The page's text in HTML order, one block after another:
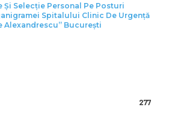
Și Selecție Personal Pe Posturi
Spitalului Clinic De Urgență
Alexandrescu” Bucureşti
277